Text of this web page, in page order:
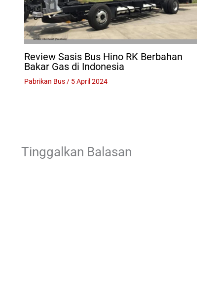
Review Sasis Bus Hino RK Berbahan
Bakar Gas di Indonesia
Pabrikan Bus/ 5 April 2024
Tinggalkan Balasan